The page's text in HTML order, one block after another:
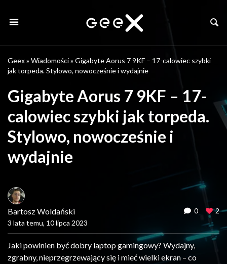
Geex» Wiadomości» Gigabyte Aorus 7 9KF – 17-calowiec szybki
jak torpeda. Stylowo, nowocześnie i wydajnie
Gigabyte Aorus 7 9KF – 17-
calowiec szybki jak torpeda.
Stylowo, nowocześnie i
wydajnie
Bartosz Woldański
3 lata temu, 10 lipca 2023
0 2
Jaki powinien być dobry laptop gamingowy? Wydajny,
zgrabny, nieprzegrzewający się i mieć wielki ekran – co